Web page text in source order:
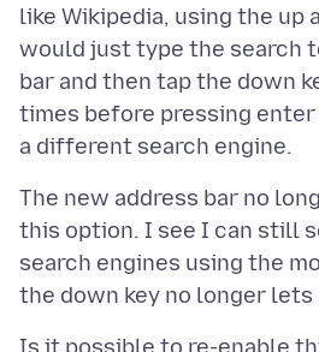
like Wikipedia, using the up
would just type the search
bar and then tap the down
times before pressing
The new address bar no
this option. I see I can still
search engines using the